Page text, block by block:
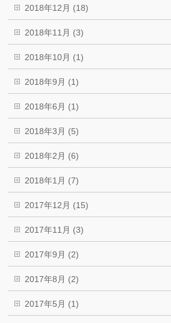
2018年12月 (18)
2018年11月 (3)
2018年10月 (1)
2018年9月 (1)
2018年6月 (1)
2018年3月 (5)
2018年2月 (6)
2018年1月 (7)
2017年12月 (15)
2017年11月 (3)
2017年9月 (2)
2017年8月 (2)
2017年5月 (1)